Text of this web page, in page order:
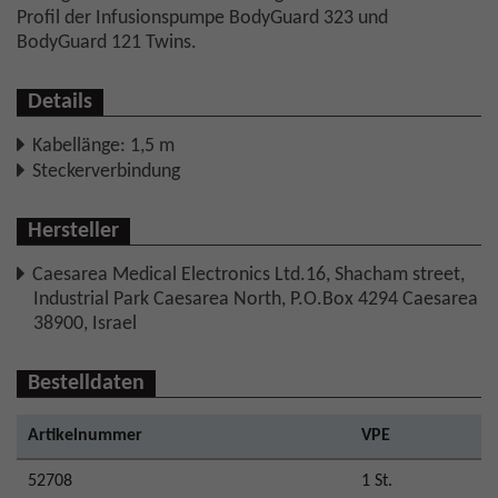
Profil der Infusionspumpe BodyGuard 323 und
BodyGuard 121 Twins.
Details
Kabellänge: 1,5 m
Steckerverbindung
Hersteller
Caesarea Medical Electronics Ltd.16, Shacham street,
Industrial Park Caesarea North, P.O.Box 4294 Caesarea
38900, Israel
Bestelldaten
Artikelnummer VPE
52708 1 St.